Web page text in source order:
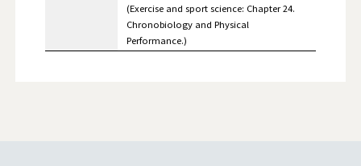
(Exercise and sport science: Chapter 24.
Chronobiology and Physical
Performance.)